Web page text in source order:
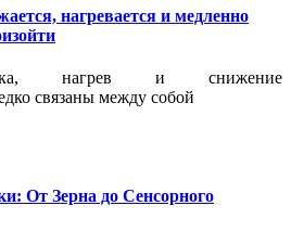
нагревается и медленно
нагрев и снижение
связаны между собой
От Зерна до Сенсорного